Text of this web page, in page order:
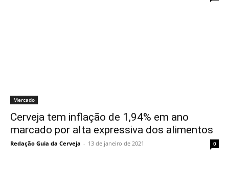
Mercado
Cerveja tem inflação de 1,94% em ano
marcado por alta expressiva dos alimentos
Redação Guia da Cerveja - 13 de janeiro de 2021 0